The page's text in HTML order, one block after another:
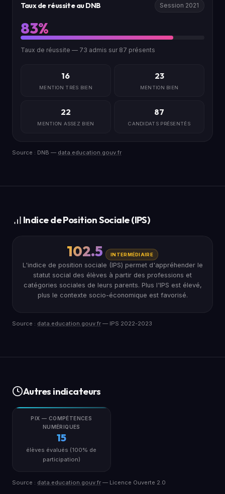
Taux de réussite au DNB Session 2021
83%
Taux de réussite — 73 admis sur 87 présents
16
MENTION TRÈS BIEN
23
MENTION BIEN
22
MENTION ASSEZ BIEN
87
CANDIDATS PRÉSENTÉS
Source : DNB — data.education.gouv.fr
Indice de Position Sociale (IPS)
102.5 INTERMÉDIAIRE
L'indice de position sociale (IPS) permet d'appréhender le
statut social des élèves à partir des professions et
catégories sociales de leurs parents. Plus l'IPS est élevé,
plus le contexte socio-économique est favorisé.
Source : data.education.gouv.fr — IPS 2022-2023
Autres indicateurs
PIX — COMPÉTENCES
NUMÉRIQUES
15
élèves évalués (100% de
participation)
Source : data.education.gouv.fr — Licence Ouverte 2.0